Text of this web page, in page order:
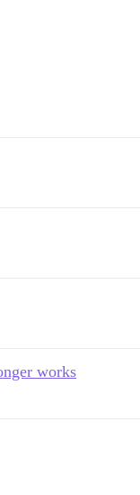
works